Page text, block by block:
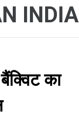
INDIA
का